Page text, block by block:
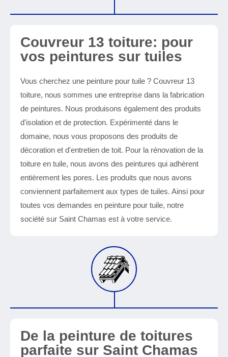
Couvreur 13 toiture: pour
vos peintures sur tuiles
Vous cherchez une peinture pour tuile ? Couvreur 13
toiture, nous sommes une entreprise dans la fabrication
de peintures. Nous produisons également des produits
d'isolation et de protection. Expérimenté dans le
domaine, nous vous proposons des produits de
décoration et d'entretien de toit. Pour la rénovation de la
toiture en tuile, nous avons des peintures qui adhèrent
entièrement les pores. Les produits que nous avons
conviennent parfaitement aux types de tuiles. Ainsi pour
toutes vos demandes en peinture pour tuile, notre
société sur Saint Chamas est à votre service.
De la peinture de toitures
parfaite sur Saint Chamas